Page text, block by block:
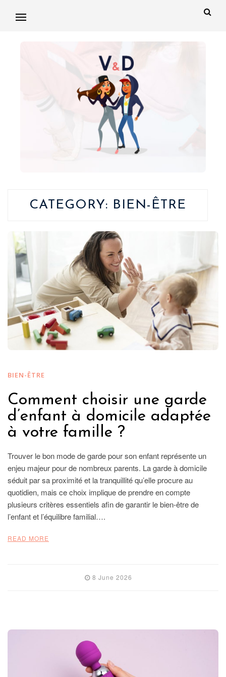
CATEGORY: BIEN-ÊTRE
BIEN-ÊTRE
Comment choisir une garde
d’enfant à domicile adaptée
à votre famille ?
Trouver le bon mode de garde pour son enfant représente un
enjeu majeur pour de nombreux parents. La garde à domicile
séduit par sa proximité et la tranquillité qu’elle procure au
quotidien, mais ce choix implique de prendre en compte
plusieurs critères essentiels afin de garantir le bien-être de
l’enfant et l’équilibre familial….
READ MORE
8 June 2026